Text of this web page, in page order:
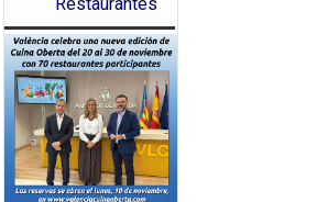
Restaurantes